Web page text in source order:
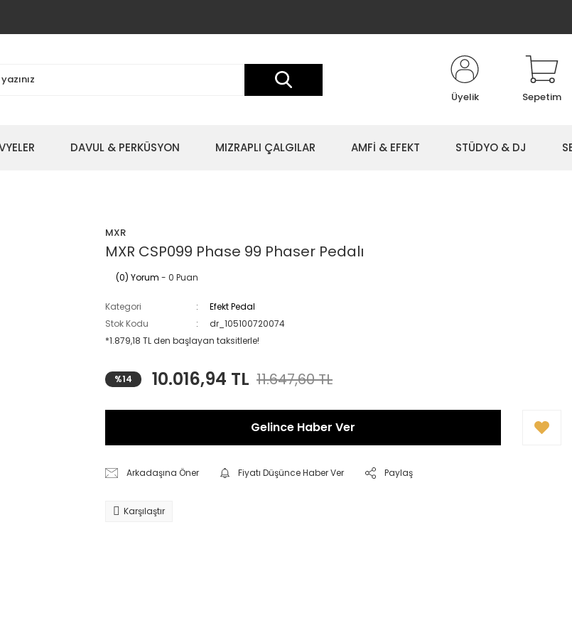
Üyelik Sepetim
DAVUL & PERKÜSYON MIZRAPLI ÇALGILAR AMFİ & EFEKT STÜDYO & DJ
MXR
MXR CSP099 Phase 99 Phaser Pedalı
(0) Yorum - 0 Puan
Kategori
Efekt Pedal
Stok Kodu
dr_105100720074
*1.879,18 TL den başlayan taksitlerle!
%14 10.016,94 TL 11.647,60 TL
Gelince Haber Ver
Arkadaşına Öner Fiyatı Düşünce Haber Ver Paylaş
Karşılaştır